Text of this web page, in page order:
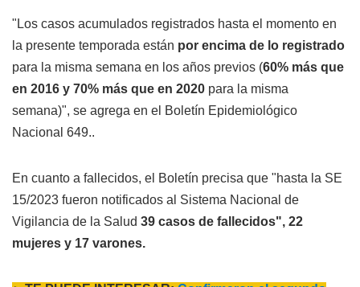
"Los casos acumulados registrados hasta el momento en
la presente temporada están por encima de lo registrado
para la misma semana en los años previos (60% más que
en 2016 y 70% más que en 2020 para la misma
semana)", se agrega en el Boletín Epidemiológico
Nacional 649..
En cuanto a fallecidos, el Boletín precisa que "hasta la SE
15/2023 fueron notificados al Sistema Nacional de
Vigilancia de la Salud 39 casos de fallecidos", 22
mujeres y 17 varones.